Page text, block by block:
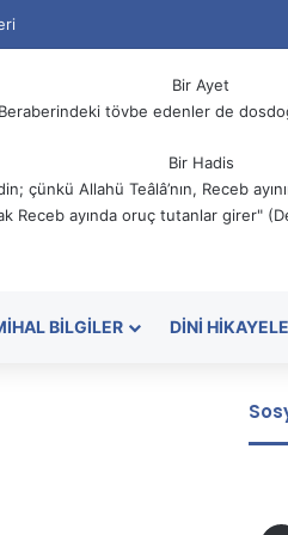
Bir Ayet
tövbe edenler de
Bir Hadis
çünkü Allahü Teâlâ’nın, Receb
Receb ayında oruç tutanlar girer"
BILGILER DINI